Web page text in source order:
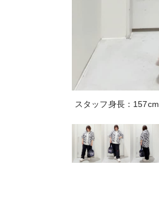
スタッフ身長：157cm